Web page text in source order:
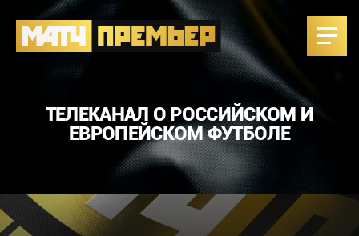
ТЕЛЕКАНАЛ О РОССИЙСКОМ И
ЕВРОПЕЙСКОМ ФУТБОЛЕ